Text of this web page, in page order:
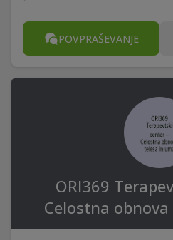
POVPRAŠEVANJE
ORI369
Celostna